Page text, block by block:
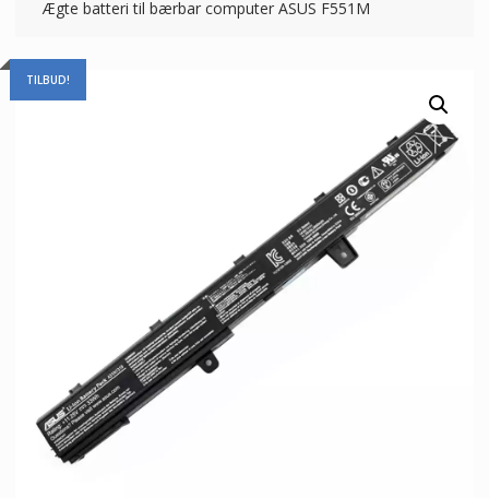
Ægte batteri til bærbar computer ASUS F551M
TILBUD!